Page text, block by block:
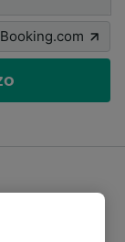
Booking.com